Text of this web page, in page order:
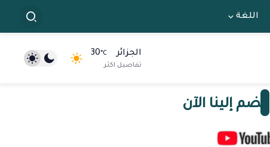
اللغة
الجزائر 30 °C
تفاصيل اكثر
انضم إلينا الآن